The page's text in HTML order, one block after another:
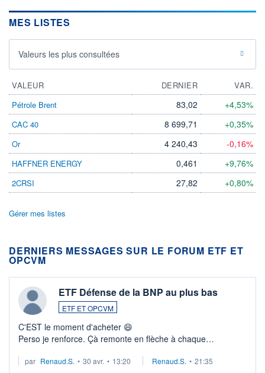
MES LISTES
Valeurs les plus consultées
VALEUR DERNIER
VAR.
Pétrole Brent
83,02 +4,53%
CAC 40 8 699,71 +0,35%
Or 4 240,43 -0,16%
HAFFNER ENERGY 0,461 +9,76%
2CRSI 27,82 +0,80%
Gérer mes listes
DERNIERS MESSAGES SUR LE FORUM ETF ET
OPCVM
ETF Défense de la BNP au plus bas
ETF ET OPCVM
C'EST le moment d'acheter 😄​
Perso je renforce. Çà remonte en flèche à chaque
Investissement long terme tip top pour sa retraite.
par Renaud.S. • 30 avr. • 13:20 Renaud.S. • 21:35